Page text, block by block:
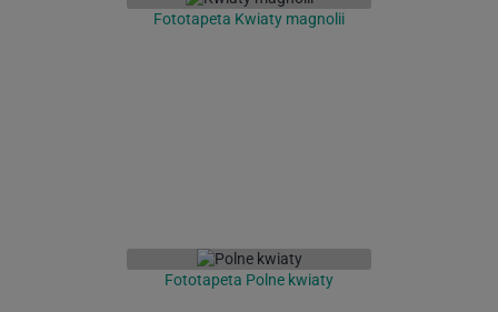
Fototapeta Kwiaty magnolii
Fototapeta Polne kwiaty